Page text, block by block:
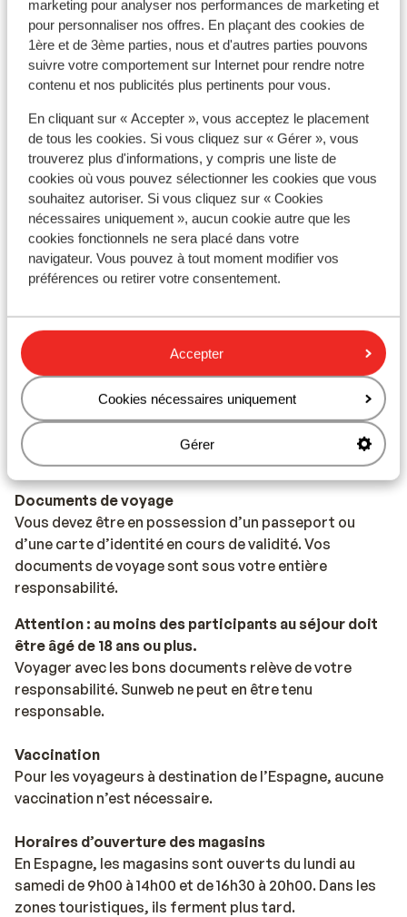
marketing pour analyser nos performances de marketing et
pour personnaliser nos offres. En plaçant des cookies de
1ère et de 3ème parties, nous et d'autres parties pouvons
suivre votre comportement sur Internet pour rendre notre
contenu et nos publicités plus pertinents pour vous.
En cliquant sur « Accepter », vous acceptez le placement
de tous les cookies. Si vous cliquez sur « Gérer », vous
trouverez plus d'informations, y compris une liste de
cookies où vous pouvez sélectionner les cookies que vous
souhaitez autoriser. Si vous cliquez sur « Cookies
nécessaires uniquement », aucun cookie autre que les
cookies fonctionnels ne sera placé dans votre
navigateur. Vous pouvez à tout moment modifier vos
préférences ou retirer votre consentement.
Accepter
Cookies nécessaires uniquement
Gérer
Monnaie
La monnaie officielle est l’euro. Il est possible de payer
par carte bancaire en Espagne et aux îles Canaries.
Pourboires
Il est habituel en Espagne de donner 5% à 10% de
pourboires.
Norme électrique
Comme dans la majorité des pays en Europe, la tension
varie entre 220 et 240 V. Un
transformateur/adaptateur n'est pas nécessaire.
Alimentation
L'Espagne est connue pour les tapas, la paella et la
sangria.
Numéro d’urgence
Le numéro d’urgence en Espagne pour les services de
police, d’ambulance et incendie est le 112.
Documents de voyage
Vous devez être en possession d’un passeport ou
d’une carte d’identité en cours de validité. Vos
documents de voyage sont sous votre entière
responsabilité.
Attention : au moins des participants au séjour doit
être âgé de 18 ans ou plus.
Voyager avec les bons documents relève de votre
responsabilité. Sunweb ne peut en être tenu
responsable.
Vaccination
Pour les voyageurs à destination de l’Espagne, aucune
vaccination n’est nécessaire.
Horaires d’ouverture des magasins
En Espagne, les magasins sont ouverts du lundi au
samedi de 9h00 à 14h00 et de 16h30 à 20h00. Dans les
zones touristiques, ils ferment plus tard.